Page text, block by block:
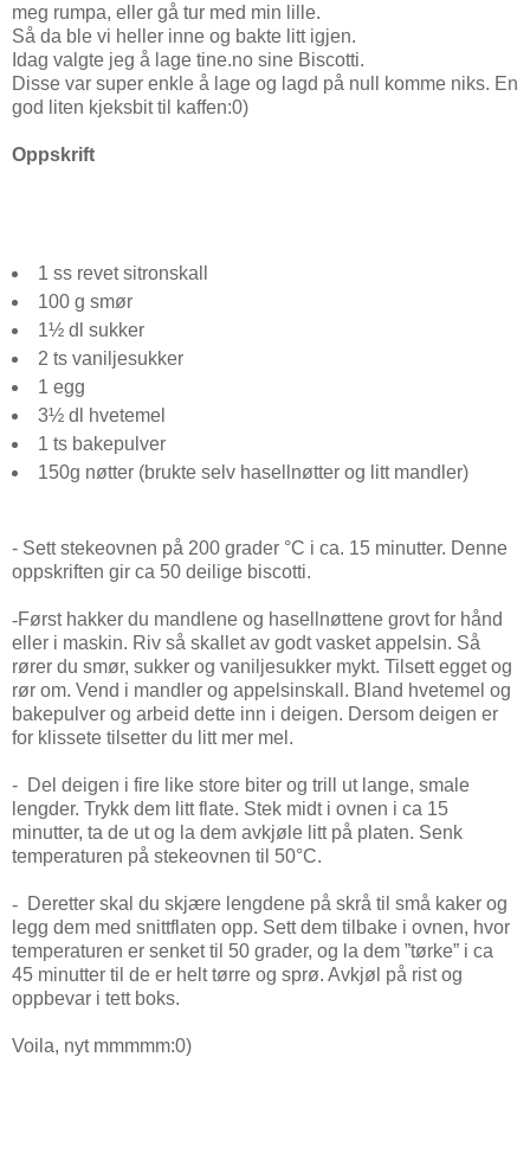
meg rumpa, eller gå tur med min lille.
Så da ble vi heller inne og bakte litt igjen.
Idag valgte jeg å lage tine.no sine Biscotti.
Disse var super enkle å lage og lagd på null komme niks. En
god liten kjeksbit til kaffen:0)
Oppskrift
1 ss revetsitronskall
100g smør
1½dl sukker
2 ts vaniljesukker
1 egg
3½dl
hvetemel
1 ts bakepulver
150g nøtter (brukte selv hasellnøtter og litt mandler)
- Sett stekeovnen på 200 grader °C i ca. 15 minutter. Denne
oppskriften gir ca 50 deilige biscotti.
-Først hakker du mandlene og hasellnøttene grovt for hånd
eller i maskin. Riv så skallet av godt vasket appelsin. Så
rører du smør, sukker og vaniljesukker mykt. Tilsett egget og
rør om. Vend i mandler og appelsinskall. Bland hvetemel og
bakepulver og arbeid dette inn i deigen. Dersom deigen er
for klissete tilsetter du litt mer mel.
- Del deigen i fire like store biter og trill ut lange, smale
lengder. Trykk dem litt flate. Stek midt i ovnen i ca 15
minutter, ta de ut og la dem avkjøle litt på platen. Senk
temperaturen på stekeovnen til 50°C.
- Deretter skal du skjære lengdene på skrå til små kaker og
legg dem med snittflaten opp. Sett dem tilbake i ovnen, hvor
temperaturen er senket til 50 grader, og la dem ”tørke” i ca
45 minutter til de er helt tørre og sprø. Avkjøl på rist og
oppbevar i tett boks.
Voila, nyt mmmmm:0)